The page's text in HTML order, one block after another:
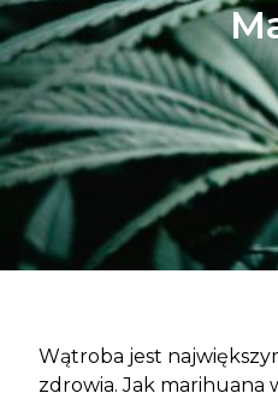
Wątroba jest
zdrowia. Jak marihuana